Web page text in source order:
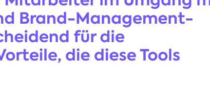
Brand-Management-
für die
die diese Tools